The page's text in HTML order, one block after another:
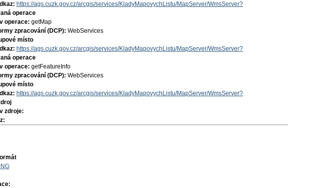
https://ags.cuzk.gov.cz/arcgis/services/KladyMapovychListu/MapServer/WmsServer?
operace
operace: getMap
zpracování (DCP): WebServices
místo
https://ags.cuzk.gov.cz/arcgis/services/KladyMapovychListu/MapServer/WmsServer?
operace
operace: getFeatureInfo
zpracování (DCP): WebServices
místo
https://ags.cuzk.gov.cz/arcgis/services/KladyMapovychListu/MapServer/WmsServer?
zdroje: